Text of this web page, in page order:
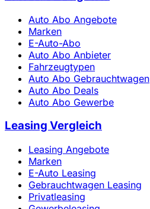
Auto Abo Angebote
Marken
E-Auto-Abo
Auto Abo Anbieter
Fahrzeugtypen
Auto Abo Gebrauchtwagen
Auto Abo Deals
Auto Abo Gewerbe
Leasing Vergleich
Leasing Angebote
Marken
E-Auto Leasing
Gebrauchtwagen Leasing
Privatleasing